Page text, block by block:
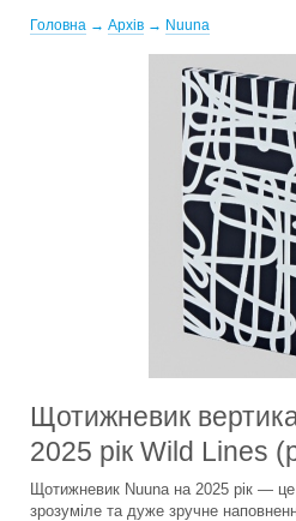
Головна → Архів → Nuuna
Щотижневик
2025 рік Wild Lines
Щотижневик Nuuna на 2025 рік — це
зрозуміле та дуже зручне